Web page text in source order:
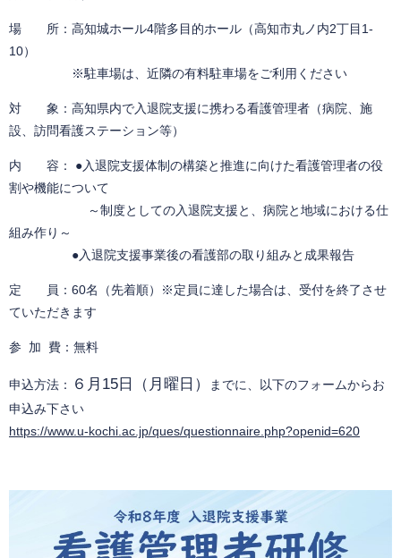
場 所：高知城ホール4階多目的ホール（高知市丸ノ内2丁目1-
10）
※駐車場は、近隣の有料駐車場をご利用ください
対 象：高知県内で入退院支援に携わる看護管理者（病院、施
設、訪問看護ステーション等）
内 容： ●入退院支援体制の構築と推進に向けた看護管理者の役
割や機能について
～制度としての入退院支援と、病院と地域における仕
組み作り～
●​入退院支援事業後の看護部の取り組みと成果報告
定 員：60名（先着順）※定員に達した場合は、受付を終了させ
ていただきます
参 加 費：無料
申込方法： ６月15日（月曜日）
までに、以下のフォームからお
申込み下さい
https://www.u-kochi.ac.jp/ques/questionnaire.php?openid=620